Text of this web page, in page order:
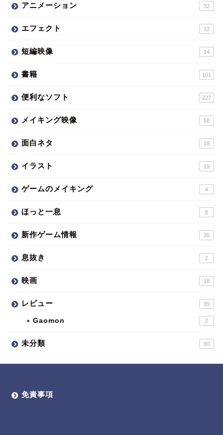
アニメーション 32
エフェクト 12
短編映像 14
書籍 101
便利なソフト 227
メイキング映像 58
面白ネタ 18
イラスト 19
ゲームのメイキング 4
ほっと一息 8
新作ゲーム情報 30
息抜き 2
映画 18
レビュー 39
Gaomon 2
未分類 90
免責事項